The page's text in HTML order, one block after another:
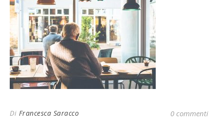
Di Francesca Saracco 0 commenti